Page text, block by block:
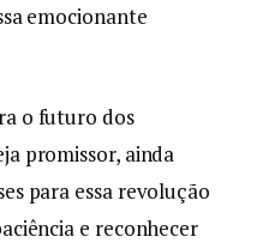
emocionante
o futuro dos
promissor, ainda
para essa revolução
e reconhecer